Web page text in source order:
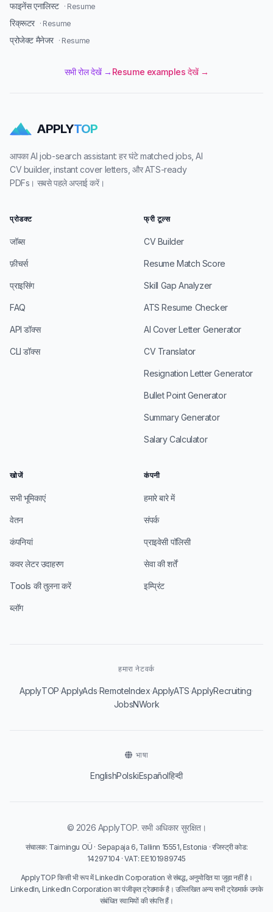
फाइनेंस एनालिस्ट · Resume
रिक्रूटर · Resume
प्रोजेक्ट मैनेजर · Resume
सभी रोल देखें → Resume examples देखें →
APPLYTOP
आपका AI job-search assistant: हर घंटे matched jobs, AI
CV builder, instant cover letters, और ATS-ready
PDFs। सबसे पहले अप्लाई करें।
प्रोडक्ट
जॉब्स
फ़ीचर्स
प्राइसिंग
FAQ
API डॉक्स
CLI डॉक्स
फ्री टूल्स
CV Builder
Resume Match Score
Skill Gap Analyzer
ATS Resume Checker
AI Cover Letter Generator
CV Translator
Resignation Letter Generator
Bullet Point Generator
Summary Generator
Salary Calculator
खोजें
सभी भूमिकाएं
वेतन
कंपनियां
कवर लेटर उदाहरण
Tools की तुलना करें
ब्लॉग
कंपनी
हमारे बारे में
संपर्क
प्राइवेसी पॉलिसी
सेवा की शर्तें
इम्प्रिंट
हमारा नेटवर्क
ApplyTOP·ApplyAds·RemoteIndex·ApplyATS·ApplyRecruiting·
JobsNWork
भाषा
EnglishPolskiEspañolहिन्दी
© 2026 ApplyTOP. सभी अधिकार सुरक्षित।
संचालक: Taimingu OÜ · Sepapaja 6, Tallinn 15551, Estonia · रजिस्ट्री कोड:
14297104 · VAT: EE101989745
ApplyTOP किसी भी रूप में LinkedIn Corporation से संबद्ध, अनुमोदित या जुड़ा नहीं है।
LinkedIn, LinkedIn Corporation का पंजीकृत ट्रेडमार्क है। उल्लिखित अन्य सभी ट्रेडमार्क उनके
संबंधित स्वामियों की संपत्ति हैं।